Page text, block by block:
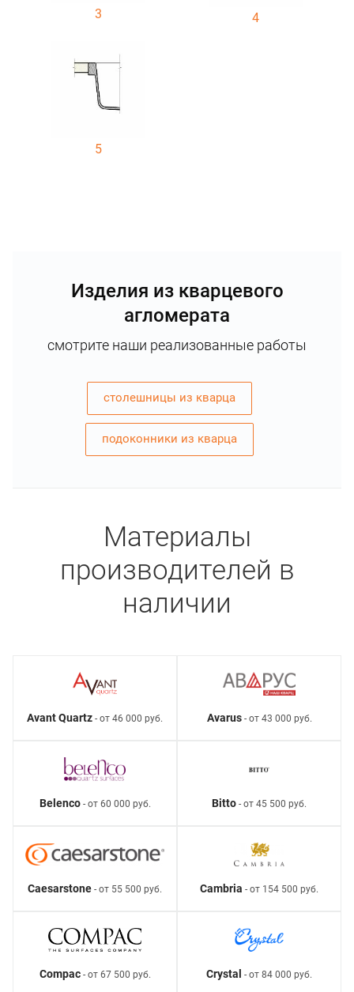
3 4
5
Изделия из кварцевого
агломерата
смотрите наши реализованные работы
столешницы из кварца
подоконники из кварца
Материалы
производителей в
наличии
Avant Quartz - от 46 000 руб. Avarus- от 43 000 руб.
Belenco- от 60 000 руб. Bitto - от 45 500 руб.
Caesarstone - от 55 500 руб. Cambria - от 154 500 руб.
Compac- от 67 500 руб. Crystal - от 84 000 руб.